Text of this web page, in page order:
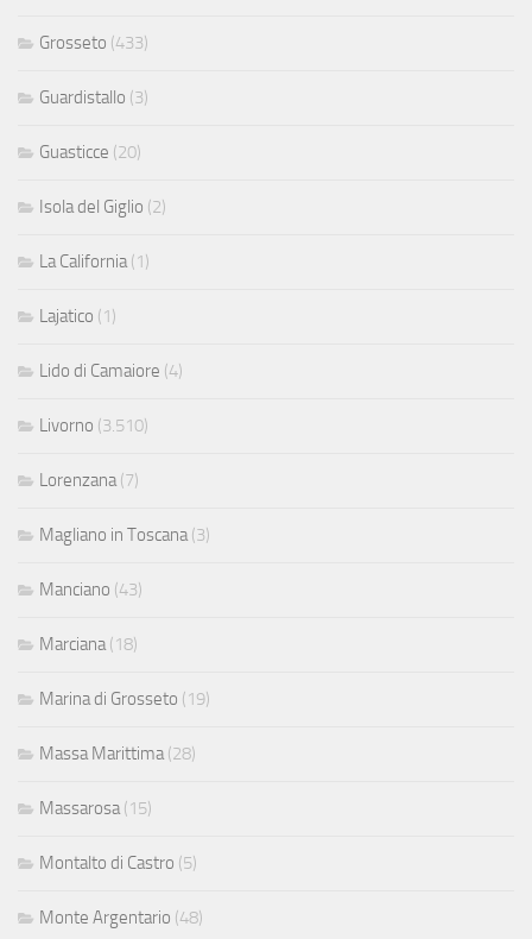
Grosseto (433)
Guardistallo (3)
Guasticce (20)
Isola del Giglio (2)
La California (1)
Lajatico (1)
Lido di Camaiore (4)
Livorno (3.510)
Lorenzana (7)
Magliano in Toscana (3)
Manciano (43)
Marciana (18)
Marina di Grosseto (19)
Massa Marittima (28)
Massarosa (15)
Montalto di Castro (5)
Monte Argentario (48)